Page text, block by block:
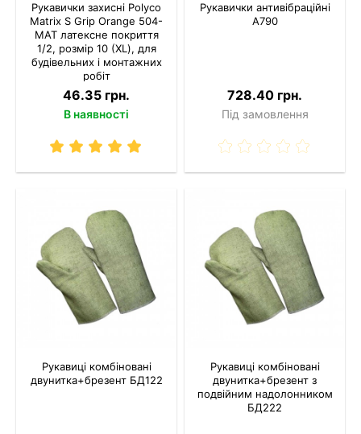
Рукавички захисні Polyco
Matrix S Grip Orange 504-
MAT латексне покриття
1/2, розмір 10 (XL), для
будівельних і монтажних
робіт
46.35 грн.
В наявності
Рукавички антивібраційні
A790
728.40 грн.
Під замовлення
Рукавиці комбіновані
двунитка+брезент БД122
Рукавиці комбіновані
двунитка+брезент з
подвійним надолонником
БД222